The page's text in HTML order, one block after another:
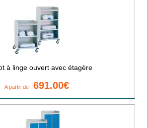
à linge ouvert avec étagère
A partir de 691.00€